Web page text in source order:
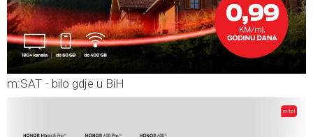
m:SAT - bilo gdje u BiH